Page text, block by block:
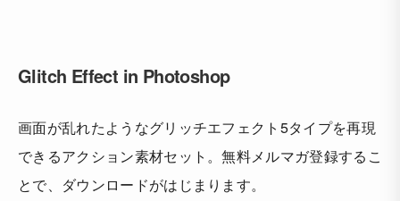
Glitch Effect in Photoshop
画面が乱れたようなグリッチエフェクト5タイプを再現
できるアクション素材セット。無料メルマガ登録するこ
とで、ダウンロードがはじまります。